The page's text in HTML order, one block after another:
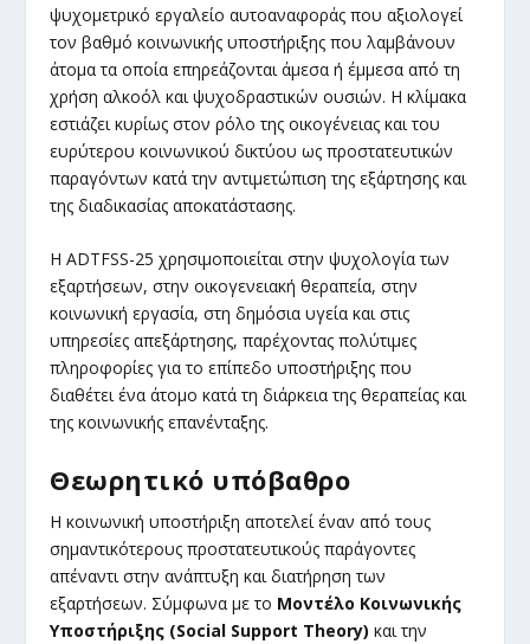
ψυχομετρικό εργαλείο αυτοαναφοράς που αξιολογεί
τον βαθμό κοινωνικής υποστήριξης που λαμβάνουν
άτομα τα οποία επηρεάζονται άμεσα ή έμμεσα από τη
χρήση αλκοόλ και ψυχοδραστικών ουσιών. Η κλίμακα
εστιάζει κυρίως στον ρόλο της οικογένειας και του
ευρύτερου κοινωνικού δικτύου ως προστατευτικών
παραγόντων κατά την αντιμετώπιση της εξάρτησης και
της διαδικασίας αποκατάστασης.
Η ADTFSS-25 χρησιμοποιείται στην ψυχολογία των
εξαρτήσεων, στην οικογενειακή θεραπεία, στην
κοινωνική εργασία, στη δημόσια υγεία και στις
υπηρεσίες απεξάρτησης, παρέχοντας πολύτιμες
πληροφορίες για το επίπεδο υποστήριξης που
διαθέτει ένα άτομο κατά τη διάρκεια της θεραπείας και
της κοινωνικής επανένταξης.
Θεωρητικό υπόβαθρο
Η κοινωνική υποστήριξη αποτελεί έναν από τους
σημαντικότερους προστατευτικούς παράγοντες
απέναντι στην ανάπτυξη και διατήρηση των
εξαρτήσεων. Σύμφωνα με το Μοντέλο Κοινωνικής
Υποστήριξης (Social Support Theory) και την